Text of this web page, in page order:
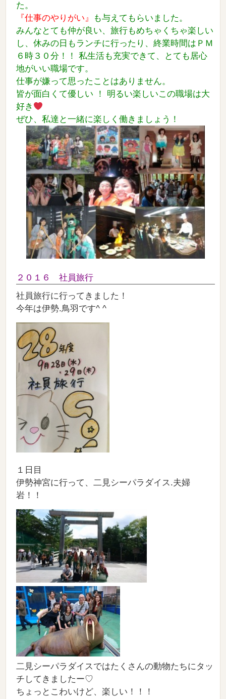
た。
『仕事のやりがい』
も与えてもらいました。
みんなとても仲が良い、旅行もめちゃくちゃ楽しい
し、休みの日もランチに行ったり、終業時間はＰＭ
６時３０分！！ 私生活も充実できて、
とても居心
地がいい職場です。
仕事が嫌って思ったことはありません。
皆が面白くて優しい ！ 明るい楽しいこの職場は大
好き
ぜひ、私達と一緒に楽しく働きましょう！
２０１６ 社員旅行
社員旅行に行ってきました！
今年は伊勢.鳥羽です^ ^
１日目
伊勢神宮に行って、二見シーパラダイス.夫婦
岩！！
二見シーパラダイスではたくさんの動物たちにタッ
チしてきましたー♡
ちょっとこわいけど、楽しい！！！